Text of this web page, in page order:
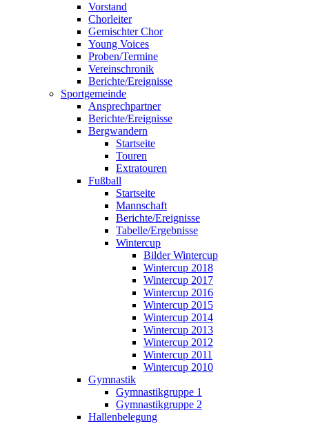
Vorstand
Chorleiter
Gemischter Chor
Young Voices
Proben/Termine
Vereinschronik
Berichte/Ereignisse
Sportgemeinde
Ansprechpartner
Berichte/Ereignisse
Bergwandern
Startseite
Touren
Extratouren
Fußball
Startseite
Mannschaft
Berichte/Ereignisse
Tabelle/Ergebnisse
Wintercup
Bilder Wintercup
Wintercup 2018
Wintercup 2017
Wintercup 2016
Wintercup 2015
Wintercup 2014
Wintercup 2013
Wintercup 2012
Wintercup 2011
Wintercup 2010
Gymnastik
Gymnastikgruppe 1
Gymnastikgruppe 2
Hallenbelegung